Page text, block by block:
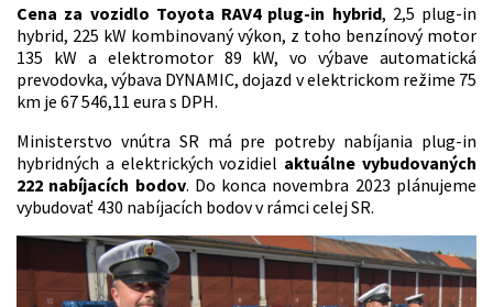
Cena za vozidlo Toyota RAV4 plug-in hybrid, 2,5 plug-in
hybrid, 225 kW kombinovaný výkon, z toho benzínový motor
135 kW a elektromotor 89 kW, vo výbave automatická
prevodovka, výbava DYNAMIC, dojazd v elektrickom režime 75
km je 67 546,11 eura s DPH.
Ministerstvo vnútra SR má pre potreby nabíjania plug-in
hybridných a elektrických vozidiel aktuálne vybudovaných
222 nabíjacích bodov. Do konca novembra 2023 plánujeme
vybudovať 430 nabíjacích bodov v rámci celej SR.